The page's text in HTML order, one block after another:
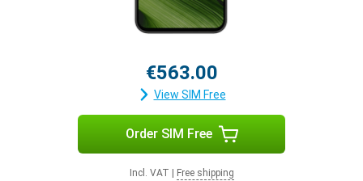
€563.00
View SIM Free
Order SIM Free
Incl. VAT Free shipping